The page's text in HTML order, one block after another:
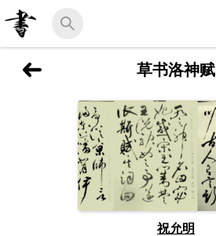
草书洛神赋
祝允明